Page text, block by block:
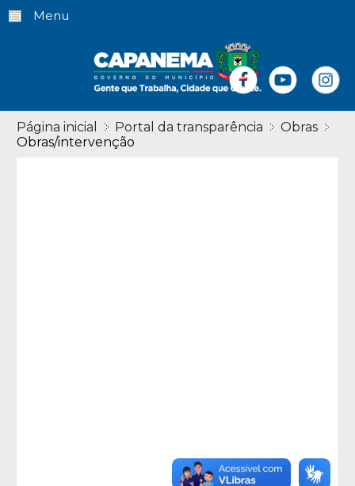
Menu
Página inicial Portal da transparência
Obras
Obras/intervenção